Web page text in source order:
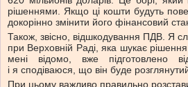
рішеннями. Якщо ці кошти будуть
докорінно змінити його фінансовий
Також, звісно, відшкодування ПДВ. Я
при Верховній Раді, яка шукає
мені відомо, вже підготовлено
і я сподіваюся, що він буде
При цьому важливо правильно